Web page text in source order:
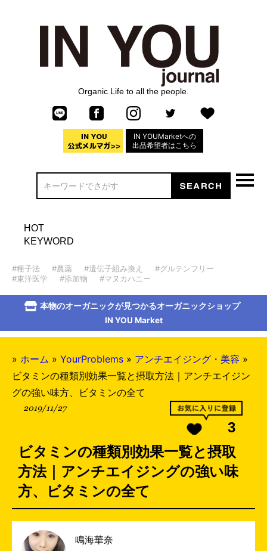
Organic Life to all the people.
IN YOUMarketへの
出品希望者はこちら
HOT
KEYWORD
#種子法 #農薬 #遺伝子組み換え
#グルテンフリー
#東洋医学
#添加物 #マヌカハニー
本物のオーガニックが見つかるオーガニックショップ
IN YOU Market
» ホーム » YourProblems » アンチエイジング・美容 »
ビタミンの種類別効果一覧と摂取方法｜アンチエイジン
グの強い味方、ビタミンの全て
2019/11/27
3
ビタミンの種類別効果一覧と摂取
方法｜アンチエイジングの強い味
方、ビタミンの全て
鳴海華奈